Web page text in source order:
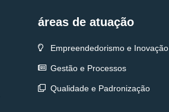
áreas de atuação
Empreendedorismo e Inovação
Gestão e Processos
Qualidade e Padronização